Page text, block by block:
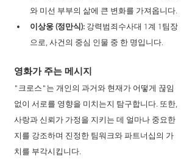
와 미선 부부의 삶에 큰 변화를 가져옵니다.
이상웅 (정만식): 강력범죄수사대 1계 1팀장
으로, 사건의 중심 인물 중 한 명입니다.
영화가 주는 메시지
"크로스"는 개인의 과거와 현재가 어떻게 끊임
없이 서로를 영향을 미치는지 탐구합니다. 또한,
사랑과 신뢰가 가정을 지키는 데 얼마나 중요한
지를 강조하며 진정한 팀워크와 파트너십의 가
치를 부각시킵니다.